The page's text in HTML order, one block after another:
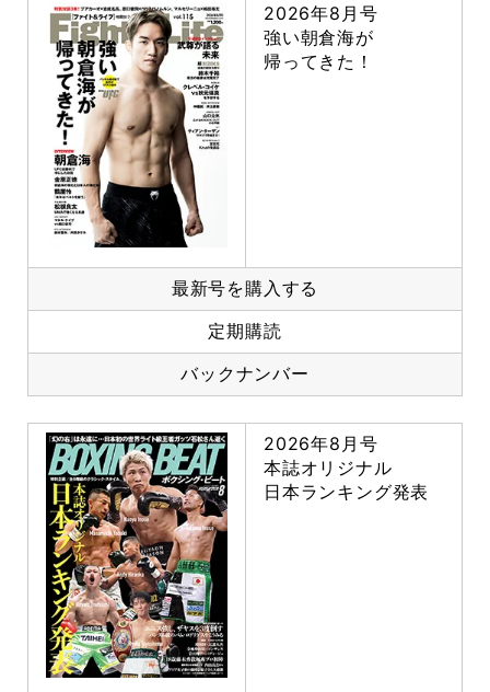
2026年8月号
強い朝倉海が
帰ってきた！
最新号を購入する
定期購読
バックナンバー
2026年8月号
本誌オリジナル
日本ランキング発表